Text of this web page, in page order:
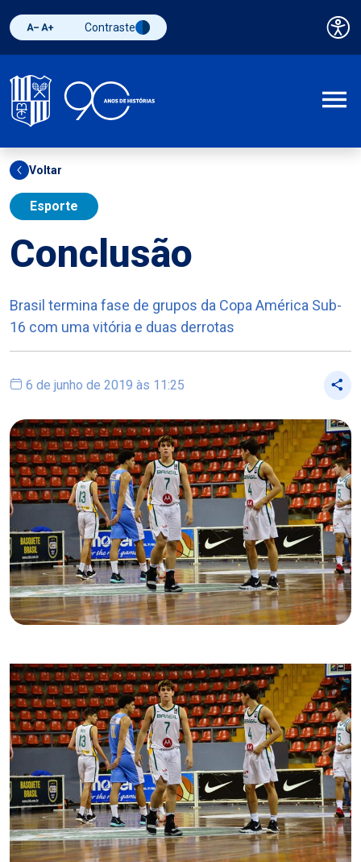
Diminuir fonte
Aumentar fonteAlternar contraste
Contraste
Voltar
Esporte
Conclusão
Brasil termina fase de grupos da Copa América Sub-
16 com uma vitória e duas derrotas
6 de junho de 2019 às 11:25